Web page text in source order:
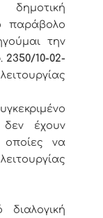
παράβολο
την
2350/10-02-
έχουν
οποίες να